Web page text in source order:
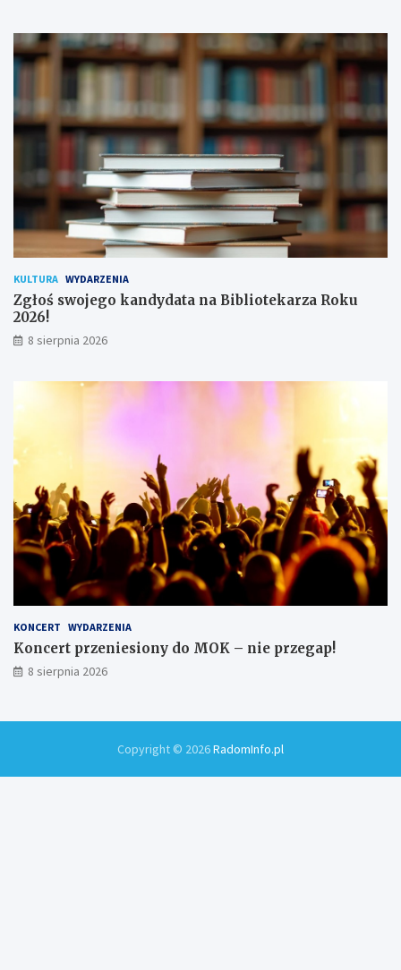
a
n
!
d
y
h
u
ż
o
n
i
ó
w
KULTURA WYDARZENIA
Zgłoś swojego kandydata na Bibliotekarza Roku
2026!
8 sierpnia 2026
KONCERT WYDARZENIA
Koncert przeniesiony do MOK – nie przegap!
8 sierpnia 2026
Copyright © 2026RadomInfo.pl